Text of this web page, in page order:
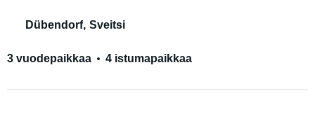
Dübendorf, Sveitsi
3 vuodepaikkaa 4 istumapaikkaa